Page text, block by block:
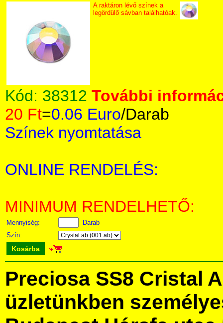
A raktáron lévő színek a
legördülő sávban találhatóak.
Kód: 38312 További
20 Ft=0.06 Euro/Darab
Színek nyomtatása
ONLINE RENDELÉS:
MINIMUM RENDELHETŐ:
Mennyiség:
Darab
Szín:
Kosárba
Preciosa SS8 Cristal
üzletünkben